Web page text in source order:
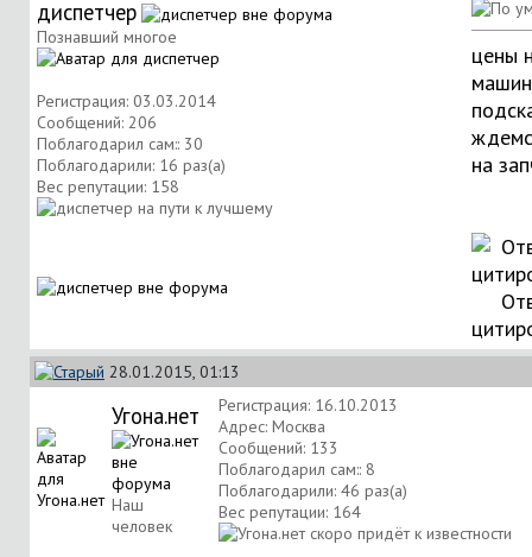
диспетчер
Познавший многое
Регистрация: 03.03.2014
Сообщений: 206
Поблагодарил сам:: 30
Поблагодарили: 16 раз(а)
Вес репутации: 158
цены
на
28.01.2015, 01:13
Угона.нет
Наш
человек
Регистрация: 16.10.2013
Адрес: Москва
Сообщений: 133
Поблагодарил сам:: 8
Поблагодарили: 46 раз(а)
Вес репутации: 164